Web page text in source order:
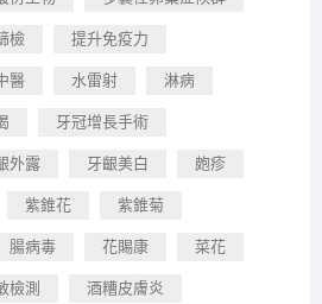
檢 提升免疫力
醫 水雷射 淋病
牙冠增長手術
外露 牙齦美白 皰疹
紫錐花 紫錐菊
腸病毒 花賜康 菜花
檢測 酒糟皮膚炎